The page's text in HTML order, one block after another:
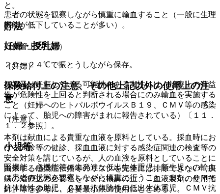
と。
貯法
（保管上の注意）
２０〜２４℃で振とうしながら保存。
保険給付上の注意、その他上記以外の使用上の注
意
（注意）
本剤は献血による貴重な血液を原料としている。採血時にお
ける問診等の健診、採血血液に対する感染症関連の検査等の
安全対策を講じているが、人の血液を原料としていることに
由来する感染症伝播等のリスクを完全には排除できない（疾
病の治療上の必要性を十分に検討の上、「血液製剤の使用指
針」等を参考に、必要最小限の使用にとどめる）。
患者の状態を観察しながら慎重に輸血すること（一般に生理
機能が低下していることが多い）。
妊婦・授乳婦
（妊婦）
妊婦又は妊娠している可能性のある女性には、治療上の有益
性が危険性を上回ると判断される場合にのみ輸血を実施する
こと（妊婦へのヒトパルボウイルスＢ１９、ＣＭＶ等の感染
によって、胎児への障害がまれに報告されている）〔１１．
１．２参照〕。
小児等
腎機能、心機能等の未発達な低出生体重児、新生児への輸血
は患者の状態を観察しながら慎重に行うこと。また、ＣＭＶ
抗体陰性の胎児、ＣＭＶ抗体陰性の低出生体重児、ＣＭＶ抗